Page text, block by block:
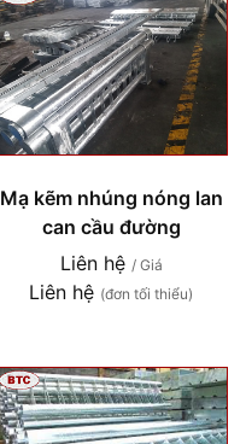
Mạ kẽm nhúng nóng lan
can cầu đường
Liên hệ / Giá
Liên hệ (đơn tối thiểu)